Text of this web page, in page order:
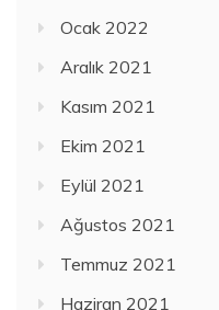
Ocak 2022
Aralık 2021
Kasım 2021
Ekim 2021
Eylül 2021
Ağustos 2021
Temmuz 2021
Haziran 2021